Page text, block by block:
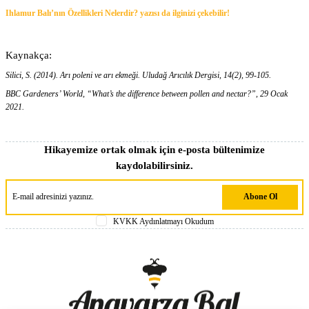
Ihlamur Balı’nın Özellikleri Nelerdir? yazısı da ilginizi çekebilir!
Kaynakça:
Silici, S. (2014). Arı poleni ve arı ekmeği. Uludağ Arıcılık Dergisi, 14(2), 99-105.
BBC Gardeners’ World, “What’s the difference between pollen and nectar?”, 29 Ocak
2021.
Hikayemize ortak olmak için e-posta bültenimize
kaydolabilirsiniz.
KVKK Aydınlatmayı Okudum
Abone Ol